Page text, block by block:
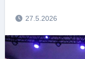
27.5.2026